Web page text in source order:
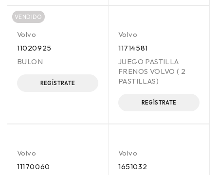
VENDIDO
Volvo
11020925
BULON
REGÍSTRATE
Volvo
11714581
JUEGO PASTILLA
FRENOS VOLVO ( 2
PASTILLAS)
REGÍSTRATE
Volvo
11170060
Volvo
1651032